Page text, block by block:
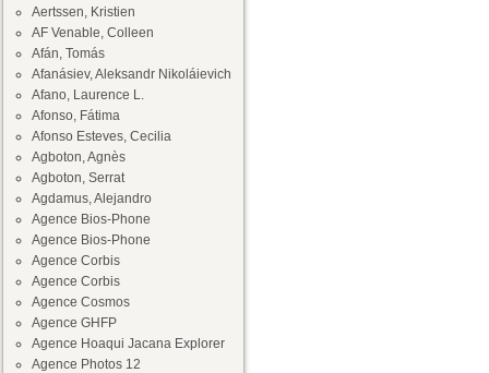
Aertssen, Kristien
AF Venable, Colleen
Afán, Tomás
Afanásiev, Aleksandr Nikoláievich
Afano, Laurence L.
Afonso, Fátima
Afonso Esteves, Cecilia
Agboton, Agnès
Agboton, Serrat
Agdamus, Alejandro
Agence Bios-Phone
Agence Bios-Phone
Agence Corbis
Agence Corbis
Agence Cosmos
Agence GHFP
Agence Hoaqui Jacana Explorer
Agence Photos 12